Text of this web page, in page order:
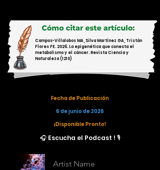
Campos-Villalobos MA, Silva Martínez GA, Tristán
Flores FE. 2026. La epigenética que conecta el
metabolismo y el cáncer. Revista Ciencia y
Naturaleza (1210)
Fecha de Publicación
6 de junio de 2026
¡Disponible Pronto!
🎧 Escucha el Podcast ! 🎙️
Artist Name